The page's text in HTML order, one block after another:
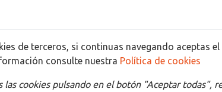
Detalles
de terceros, si continuas navegando aceptas
consulte nuestra Política de cookies
las cookies pulsando en el botón "Aceptar todas",